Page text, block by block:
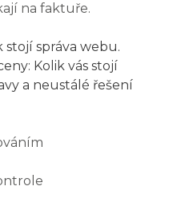
na faktuře.
stojí správa webu.
Kolik vás stojí
a neustálé řešení